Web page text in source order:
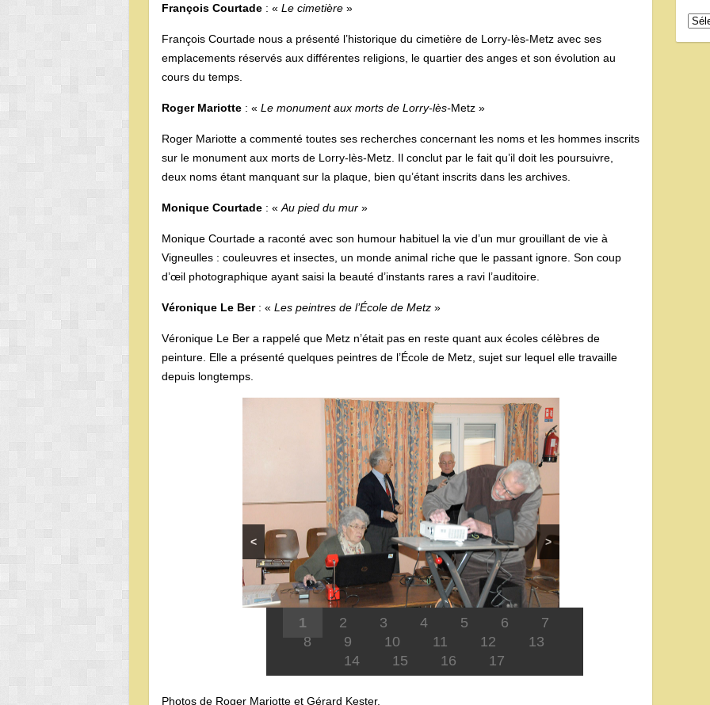
François Courtade : «Le cimetière »
François Courtade nous a présenté l’historique du cimetière de Lorry-lès-Metz avec ses
emplacements réservés aux différentes religions, le quartier des anges et son évolution au
cours du temps.
Roger Mariotte : «Le monument aux morts de Lorry-lès-Metz »
Roger Mariotte a commenté toutes ses recherches concernant les noms et les hommes inscrits
sur le monument aux morts de Lorry-lès-Metz. Il conclut par le fait qu’il doit les poursuivre,
deux noms étant manquant sur la plaque, bien qu’étant inscrits dans les archives.
Monique Courtade : «Au pied du mur »
Monique Courtade a raconté avec son humour habituel la vie d’un mur grouillant de vie à
Vigneulles : couleuvres et insectes, un monde animal riche que le passant ignore. Son coup
d’œil photographique ayant saisi la beauté d’instants rares a ravi l’auditoire.
Véronique Le Ber: «Les peintres de l’École de Metz »
Véronique Le Ber a rappelé que Metz n’était pas en reste quant aux écoles célèbres de
peinture. Elle a présenté quelques peintres de l’École de Metz, sujet sur lequel elle travaille
depuis longtemps.
< >
1 2 3 4 5 6
7
8
9 10 11 12
13
14
15 16 17
Photos de Roger Mariotte et Gérard Kester.